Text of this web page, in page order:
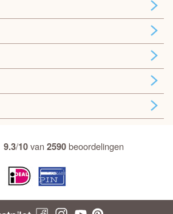
9.3/10van2590beoordelingen